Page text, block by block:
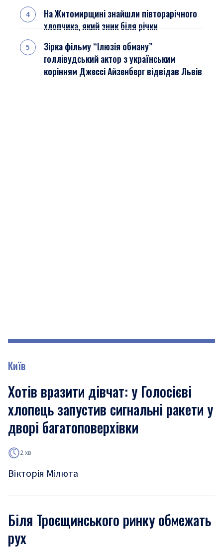
На Житомирщині знайшли півторарічного
хлопчика, який зник біля річки
Зірка фільму “Ілюзія обману”
голлівудський актор з українським
корінням Джессі Айзенберг відвідав Львів
Київ
Хотів вразити дівчат: у Голосієві
хлопець запустив сигнальні ракети у
дворі багатоповерхівки
2 хв
Вікторія Мілюта
Біля Троєщинського ринку обмежать
рух